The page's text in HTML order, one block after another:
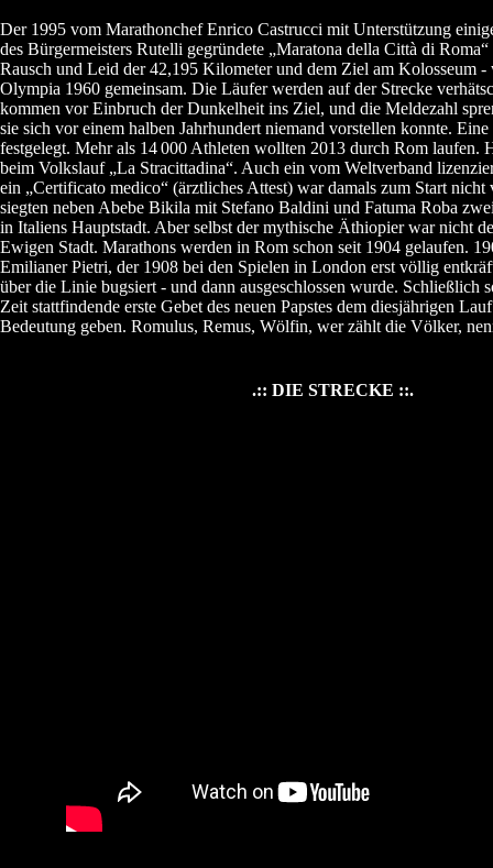
Der 1995 vom Marathonchef Enrico Castrucci mit Unterstützung
des Bürgermeisters Rutelli gegründete „Maratona della Città di Roma“
Rausch und Leid der 42,195 Kilometer und dem Ziel am Kolosseum
Olympia 1960 gemeinsam. Die Läufer werden auf der Strecke
kommen vor Einbruch der Dunkelheit ins Ziel, und die Meldezahl
sie sich vor einem halben Jahrhundert niemand vorstellen konnte.
festgelegt. Mehr als 14000 Athleten wollten 2013 durch Rom laufen.
beim Volkslauf „La Stracittadina“. Auch ein vom Weltverband
ein „Certificato medico“ (ärztliches Attest) war damals zum Start
siegten neben Abebe Bikila mit Stefano Baldini und Fatuma Roba
in Italiens Hauptstadt. Aber selbst der mythische Äthiopier war nicht
Ewigen Stadt. Marathons werden in Rom schon seit 1904 gelaufen.
Emilianer Pietri, der 1908 bei den Spielen in London erst völlig
über die Linie bugsiert - und dann ausgeschlossen wurde. Schließlich
Zeit stattfindende erste Gebet des neuen Papstes dem diesjährigen
Bedeutung geben. Romulus, Remus, Wölfin, wer zählt die Völker,
.:: DIE STRECKE ::.